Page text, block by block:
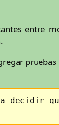
entre